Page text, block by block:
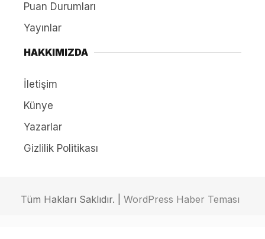
Puan Durumları
Yayınlar
HAKKIMIZDA
İletişim
Künye
Yazarlar
Gizlilik Politikası
Tüm Hakları Saklıdır. | WordPress Haber Teması